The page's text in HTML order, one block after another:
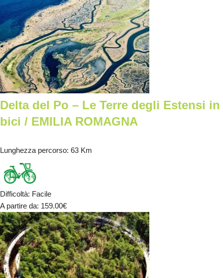
Delta del Po – Le Terre degli Estensi in
bici / EMILIA ROMAGNA
Lunghezza percorso: 63 Km
Difficoltà: Facile
A partire da: 159.00€